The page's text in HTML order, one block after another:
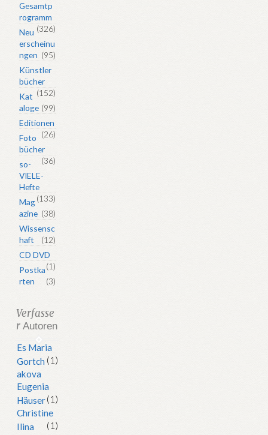
Gesamtp
rogramm
(326)
Neu
erscheinu
ngen (95)
Künstler
bücher
(152)
Kat
aloge (99)
Editionen
(26)
Foto
bücher
(36)
so-
VIELE-
Hefte
(133)
Mag
azine (38)
Wissensc
haft
(12)
CD DVD
(1)
Postka
rten
(3)
Verfasse
r Autoren
Es Maria
(1)
Gortch
akova
Eugenia
(1)
Häuser
Christine
(1)
Ilina